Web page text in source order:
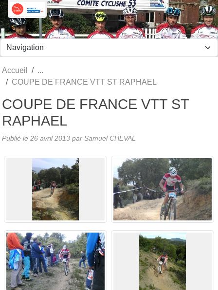
Accueil
COUPE DE FRANCE VTT ST RAPHAEL
COUPE DE FRANCE VTT ST
RAPHAEL
Publié le 26 avril 2013 par Samuel CHEVAL
Panneau de gestion des cookies